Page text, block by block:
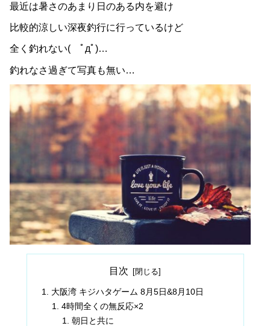
最近は暑さのあまり日のある内を避け
比較的涼しい深夜釣行に行っているけど
全く釣れない( ﾟдﾟ)…
釣れなさ過ぎて写真も無い…
目次
大阪湾 キジハタゲーム 8月5日&8月10日
4時間全くの無反応×2
朝日と共に